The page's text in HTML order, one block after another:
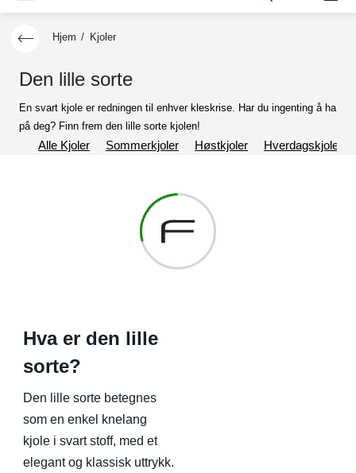
Hjem / Kjoler
Den lille sorte
En svart kjole er redningen til enhver kleskrise. Har du ingenting å ha
på deg? Finn frem den lille sorte kjolen!
Alle Kjoler Sommerkjoler Høstkjoler Hverdagskjoler
Hva er den lille
sorte?
Den lille sorte betegnes
som en enkel knelang
kjole i svart stoff, med et
elegant og klassisk uttrykk.